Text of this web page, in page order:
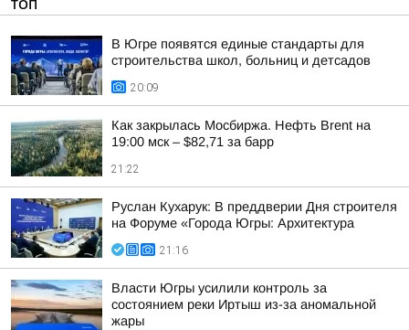
ТОП
В Югре появятся единые стандарты для
строительства школ, больниц и детсадов
20:09
Как закрылась Мосбиржа. Нефть Brent на
19:00 мск – $82,71 за барр
21:22
Руслан Кухарук: В преддверии Дня строителя
на Форуме «Города Югры: Архитектура
21:16
Власти Югры усилили контроль за
состоянием реки Иртыш из-за аномальной
жары